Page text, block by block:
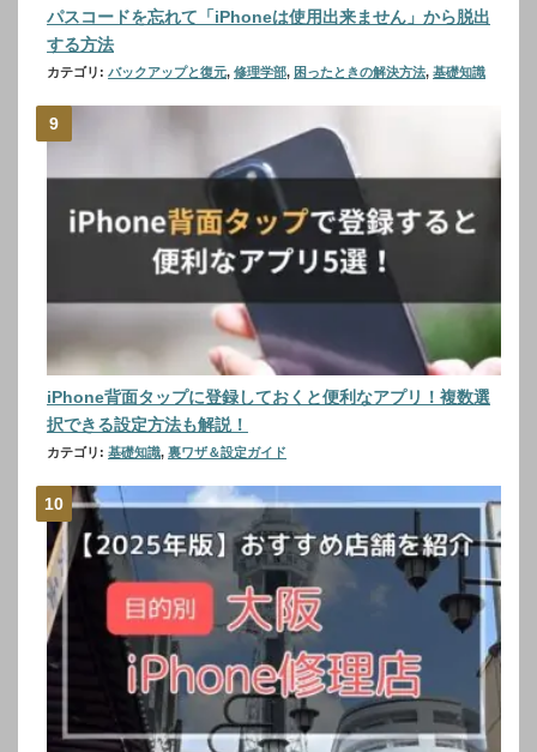
パスコードを忘れて「iPhoneは使用出来ません」から脱出
する方法
カテゴリ: バックアップと復元, 修理学部, 困ったときの解決方法, 基礎知識
iPhone背面タップに登録しておくと便利なアプリ！複数選
択できる設定方法も解説！
カテゴリ: 基礎知識, 裏ワザ＆設定ガイド